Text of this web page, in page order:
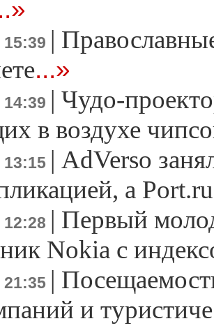
15:39 |
...»
14:39 | Чудо-
в воздухе
13:15 | AdVerso
а
12:28 | Первый
Nokia с
21:35 |
и